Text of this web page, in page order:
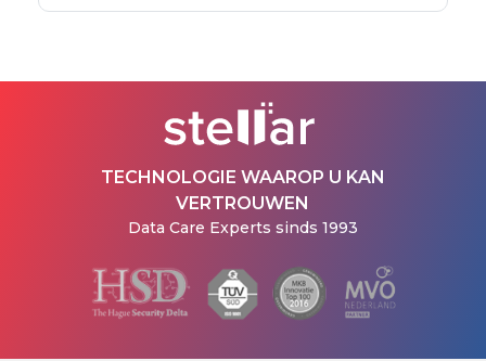
TECHNOLOGIE WAAROP U KAN
VERTROUWEN
Data Care Experts sinds 1993